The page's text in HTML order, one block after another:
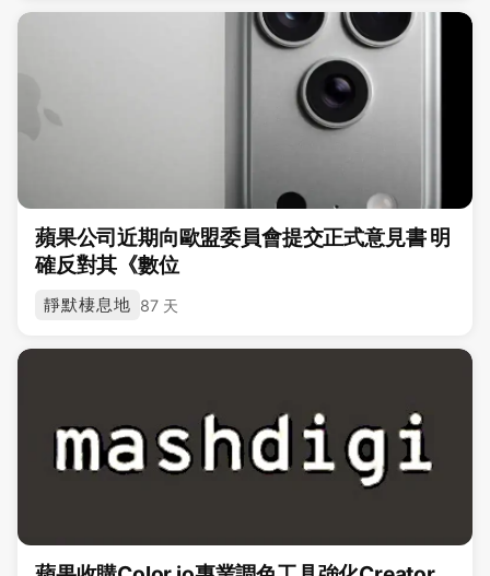
蘋果公司近期向歐盟委員會提交正式意見書 明
確反對其《數位
靜默棲息地 87 天